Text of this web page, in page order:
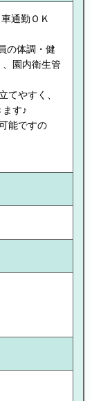
通勤ＯＫ
の体調・健
園内衛生管
てやすく、
す♪
能ですの